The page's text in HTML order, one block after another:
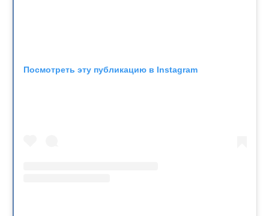
Посмотреть эту публикацию в Instagram